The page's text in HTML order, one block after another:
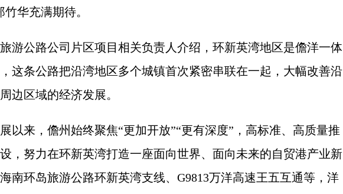
华充满期待。
公路公司片区项目相关负责人介绍，环新英湾地区是儋洋一体
这条公路把沿湾地区多个城镇首次紧密串联在一起，大幅改善沿
边区域的经济发展。
来，儋州始终聚焦“更加开放”“更有深度”，高标准、高质量推
，努力在环新英湾打造一座面向世界、面向未来的自贸港产业新
南环岛旅游公路环新英湾支线、G9813万洋高速王五互通等，洋